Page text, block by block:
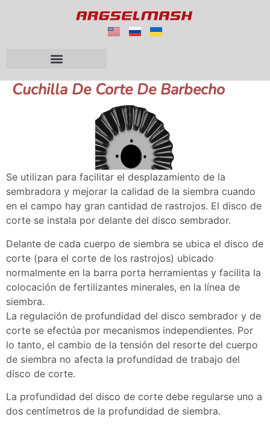
Cuchilla De Corte De Barbecho
Se utilizan para facilitar el desplazamiento de la
sembradora y mejorar la calidad de la siembra cuando
en el campo hay gran cantidad de rastrojos. El disco de
corte se instala por delante del disco sembrador.
Delante de cada cuerpo de siembra se ubica el disco de
corte (para el corte de los rastrojos) ubicado
normalmente en la barra porta herramientas y facilita la
colocación de fertilizantes minerales, en la línea de
siembra.
La regulación de profundidad del disco sembrador y de
corte se efectúa por mecanismos independientes. Por
lo tanto, el cambio de la tensión del resorte del cuerpo
de siembra no afecta la profundidad de trabajo del
disco de corte.
La profundidad del disco de corte debe regularse uno a
dos centímetros de la profundidad de siembra.